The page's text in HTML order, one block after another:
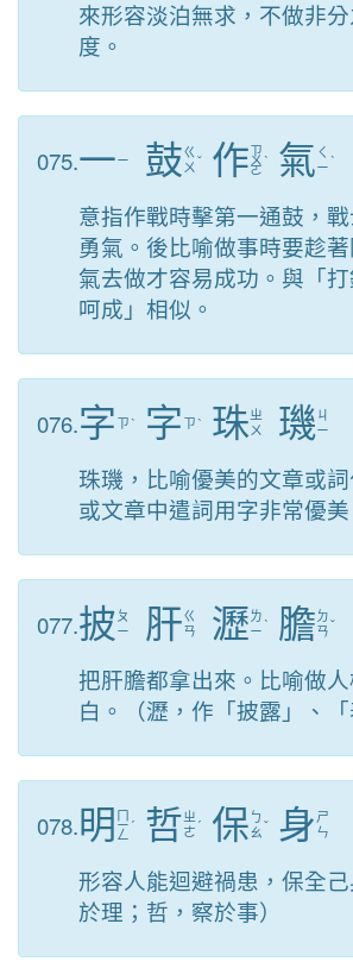
來形容淡泊無求，不做非
度。
075.一ㄧ 鼓ㄍ
ㄨ ˇ 作ㄗ
ㄨ
ㄛ
ˋ 氣 ㄑ
ㄧˋ
意指作戰時擊第一通鼓，
勇氣。後比喻做事時要趁
氣去做才容易成功。與「
呵成」相似。
076.字 ㄗˋ 字 ㄗˋ 珠ㄓ
ㄨ
璣ㄐ
ㄧ
珠璣，比喻優美的文章或
或文章中遣詞用字非常優美
077.披 ㄆ
ㄧ
肝ㄍ
ㄢ
瀝ㄌ
ㄧˋ 膽 ㄉ
ㄢˇ
把肝膽都拿出來。比喻做
白。（瀝，作「披露」、「
078.明 ㄇ
ㄧ
ㄥ
ˊ 哲ㄓ
ㄜ ˊ 保 ㄅ
ㄠˇ 身 ㄕ
ㄣ
形容人能迴避禍患，保全
於理；哲，察於事）